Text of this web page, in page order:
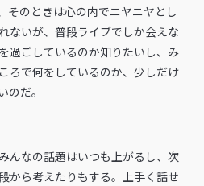
そのときは心の内でニヤニヤとし
ないが、普段ライブでしか会えな
過ごしているのか知りたいし、み
ろで何をしているのか、少しだけ
だ。
んなの話題はいつも上がるし、次
から考えたりもする。上手く話せ